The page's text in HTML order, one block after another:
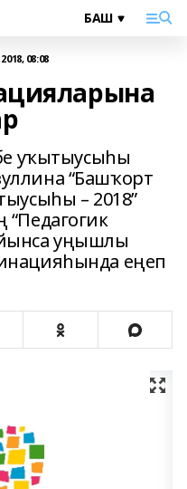
08:08
уҡытыусыһы
“Башҡорт
– 2018”
“Педагогик
уңышлы
еңеп